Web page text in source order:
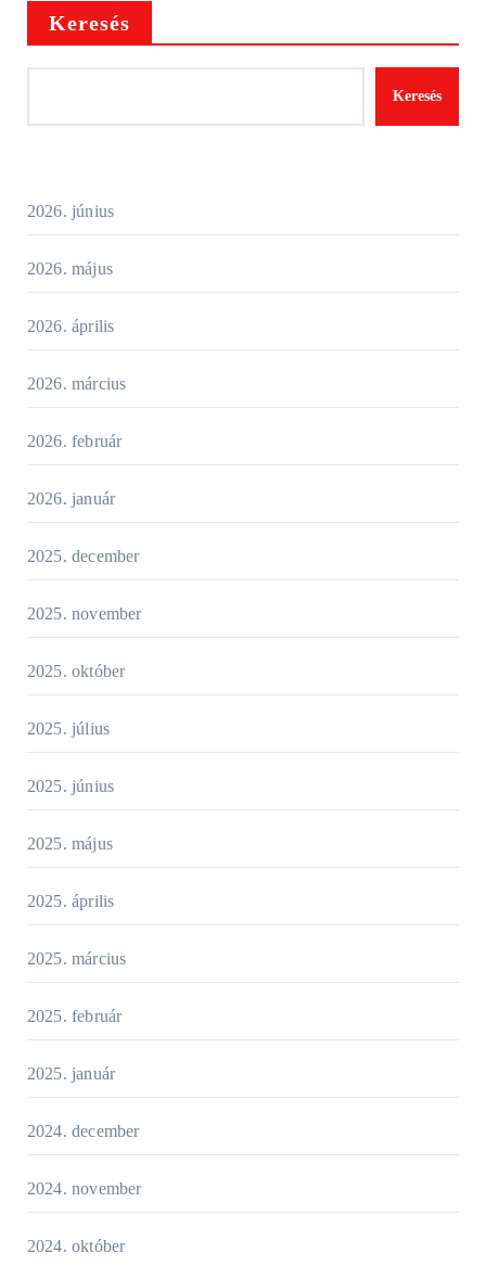
Keresés
Keresés
2026. június
2026. május
2026. április
2026. március
2026. február
2026. január
2025. december
2025. november
2025. október
2025. július
2025. június
2025. május
2025. április
2025. március
2025. február
2025. január
2024. december
2024. november
2024. október